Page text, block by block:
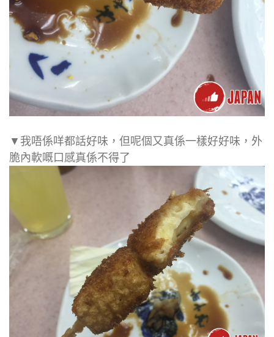
▼我唔係咩都話好味，但呢個又真係一樣好好味，外
脆內軟嘅口感真係不得了